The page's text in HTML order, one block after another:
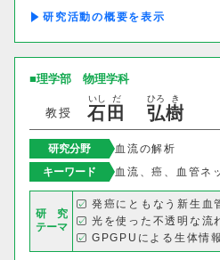
研究活動の概要
理学部 物理学科
教授 石
いし
田
だ
弘
ひろ
樹
き
研究分野
血流の解析
キーワード
血流、癌、血管ネ
研 究
テーマ
発癌にともなう新生血
光を使った不透明な流
GPGPUによる生体情
学部・学科